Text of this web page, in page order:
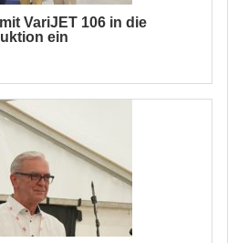
VariJET 106 in die
ein